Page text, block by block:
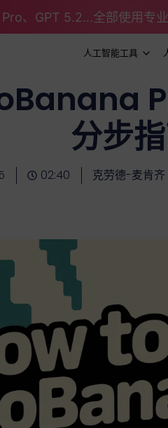
、GPT 5.2...全部使用专
人工智能工具
分步
02:40 克劳德-麦肯齐